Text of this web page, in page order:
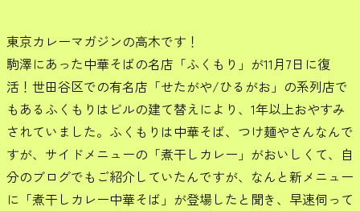
東京カレーマガジンの高木です！
駒澤にあった中華そばの名店「ふくもり」が11月7日に復
活！世田谷区での有名店「せたがや/ひるがお」の系列店で
もあるふくもりはビルの建て替えにより、1年以上おやすみ
されていました。ふくもりは中華そば、つけ麺やさんなんで
すが、サイドメニューの「煮干しカレー」がおいしくて、自
分のブログでもご紹介していたんですが、なんと新メニュー
に「煮干しカレー中華そば」が登場したと聞き、早速伺って